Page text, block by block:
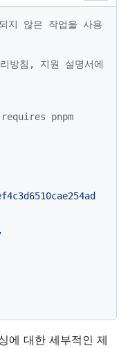
지 않은 작업을 사용
방침, 지원 설명서에
pnpm
에 대한 세부적인 제